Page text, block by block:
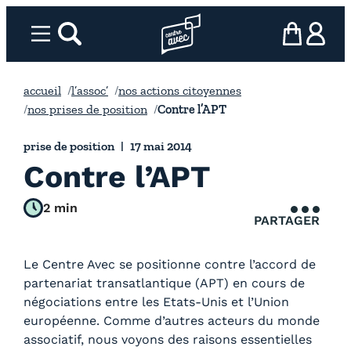
Menurechercher Page d’accueil l’association
mon panier
ma
accueil l’assoc’
nos actions citoyennes
nos prises de position
Contre l’APT
prise de position 17 mai 2014
Contre l’APT
2 min
PARTAGER
Le Centre Avec se positionne contre l’accord de
partenariat transatlantique (APT) en cours de
négociations entre les Etats-Unis et l’Union
européenne. Comme d’autres acteurs du monde
associatif, nous voyons des raisons essentielles